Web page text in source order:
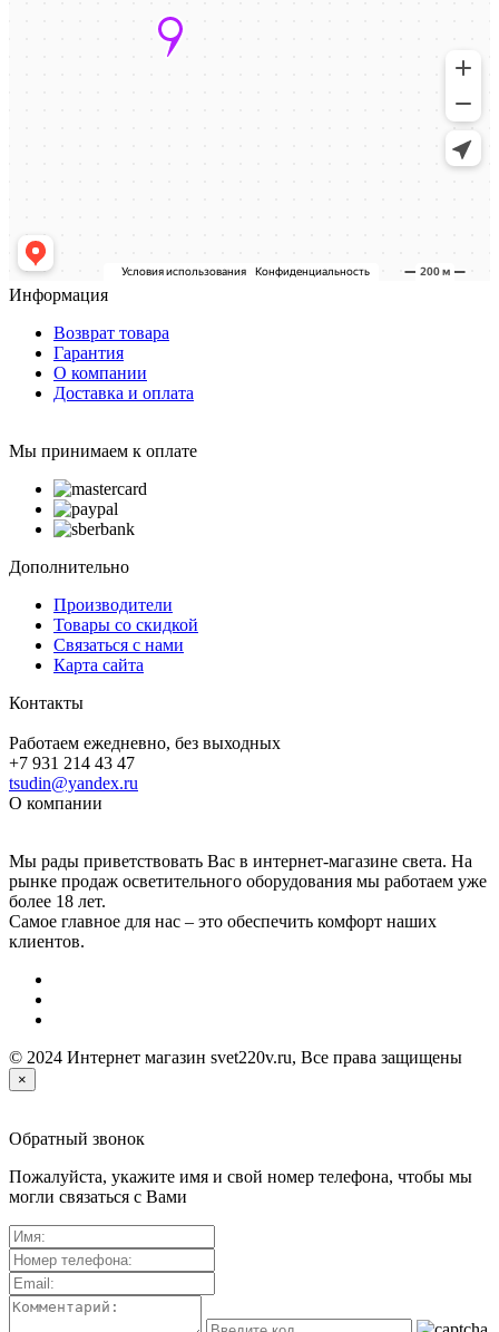
Информация
Возврат товара
Гарантия
О компании
Доставка и оплата
Мы принимаем к оплате
Дополнительно
Производители
Товары со скидкой
Связаться с нами
Карта сайта
Контакты
Работаем ежедневно, без выходных
+7 931 214 43 47
tsudin@yandex.ru
О компании
Мы рады приветствовать Вас в интернет-магазине света. На
рынке продаж осветительного оборудования мы работаем уже
более 18 лет.
Самое главное для нас – это обеспечить комфорт наших
клиентов.
© 2024 Интернет магазин svet220v.ru, Все права защищены
×
Обратный звонок
Пожалуйста, укажите имя и свой номер телефона, чтобы мы
могли связаться с Вами